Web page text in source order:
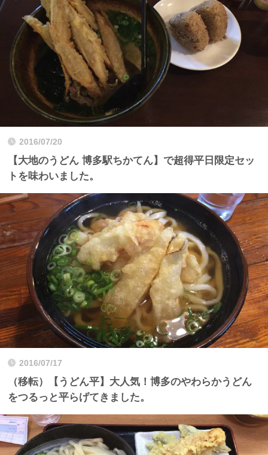
2016/07/20
【大地のうどん 博多駅ちかてん】で超得平日限定セッ
トを味わいました。
2016/07/17
（移転）【うどん平】大人気！博多のやわらかうどん
をつるっと平らげてきました。